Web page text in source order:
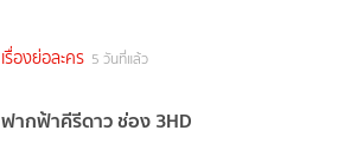
เรื่องย่อละคร 5 วันที่แล้ว
ฟากฟ้าคีรีดาว ช่อง 3HD